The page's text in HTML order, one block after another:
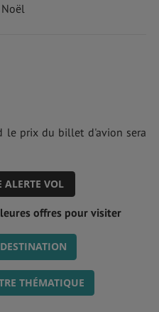
Noël
le prix du billet d'avion sera
ALERTE VOL
offres pour visiter
THÉMATIQUE